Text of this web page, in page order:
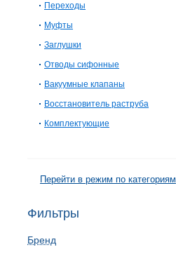
Переходы
Муфты
Заглушки
Отводы сифонные
Вакуумные клапаны
Восстановитель раструба
Комплектующие
Перейти в режим по категориям
Фильтры
Бренд